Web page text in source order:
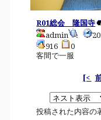
R01総会 隆国寺
admin
916
0
客間で一服
[<
投稿された内容の